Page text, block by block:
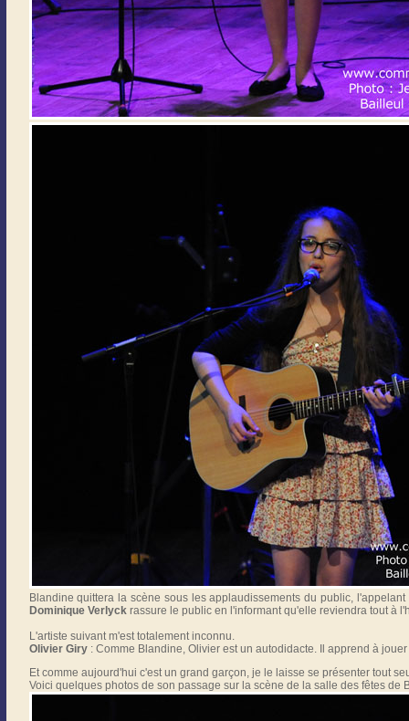
Blandine quittera la scène sous les applaudissements du public,
Dominique Verlyckrassure le public en l'informant qu'elle reviendra tout à
L'artiste suivant m'est totalement inconnu.
Olivier Giry: Comme Blandine, Olivier est un autodidacte. Il apprend à
Et comme aujourd'hui c'est un grand garçon, je le laisse se présenter tout
Voici quelques photos de son passage sur la scène de la salle des fêtes de